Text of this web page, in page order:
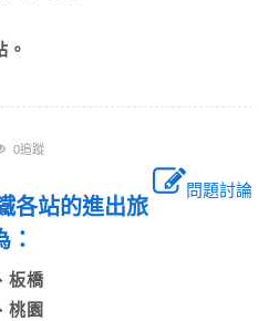
。
0追蹤
問題討論
各站的進出旅
：
板橋
桃園